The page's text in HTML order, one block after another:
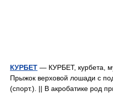
КУРБЕТ — КУРБЕТ, курбета,
Прыжок верховой лошади с
(спорт.). || В акробатике род